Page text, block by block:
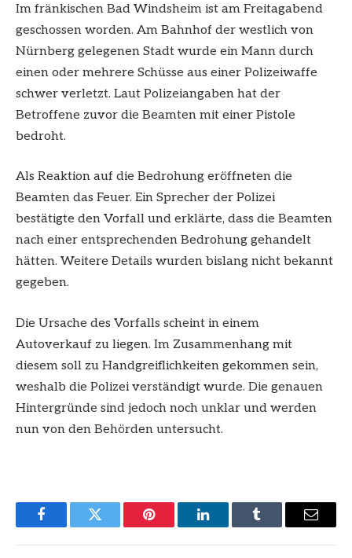
Im fränkischen Bad Windsheim ist am Freitagabend
geschossen worden. Am Bahnhof der westlich von
Nürnberg gelegenen Stadt wurde ein Mann durch
einen oder mehrere Schüsse aus einer Polizeiwaffe
schwer verletzt. Laut Polizeiangaben hat der
Betroffene zuvor die Beamten mit einer Pistole
bedroht.
Als Reaktion auf die Bedrohung eröffneten die
Beamten das Feuer. Ein Sprecher der Polizei
bestätigte den Vorfall und erklärte, dass die Beamten
nach einer entsprechenden Bedrohung gehandelt
hätten. Weitere Details wurden bislang nicht bekannt
gegeben.
Die Ursache des Vorfalls scheint in einem
Autoverkauf zu liegen. Im Zusammenhang mit
diesem soll zu Handgreiflichkeiten gekommen sein,
weshalb die Polizei verständigt wurde. Die genauen
Hintergründe sind jedoch noch unklar und werden
nun von den Behörden untersucht.
FacebookTwitter Pinterest LinkedInTumblr Email